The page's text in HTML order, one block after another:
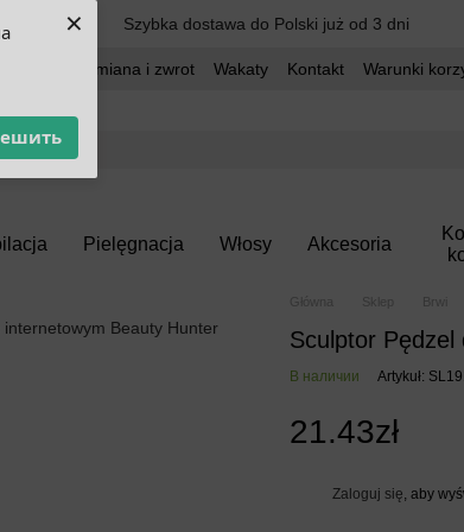
× Szybka dostawa do Polski już od 3 dni
Wymiana i zwrot Wakaty Kontakt
Warunki
Pielęgnacja Włosy Akcesoria
Główna Sklep Brwi
Sculptor Pędzel
В наличии Artykuł:
21.43zł
Zaloguj się , aby